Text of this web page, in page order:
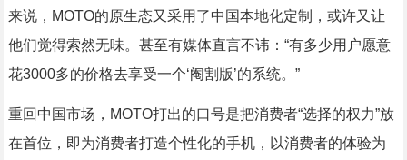
来说，MOTO的原生态又采用了中国本地化定制，或许又让
他们觉得索然无味。甚至有媒体直言不讳：“有多少用户愿意
花3000多的价格去享受一个‘阉割版’的系统。”
重回中国市场，MOTO打出的口号是把消费者“选择的权力”放
在首位，即为消费者打造个性化的手机，以消费者的体验为